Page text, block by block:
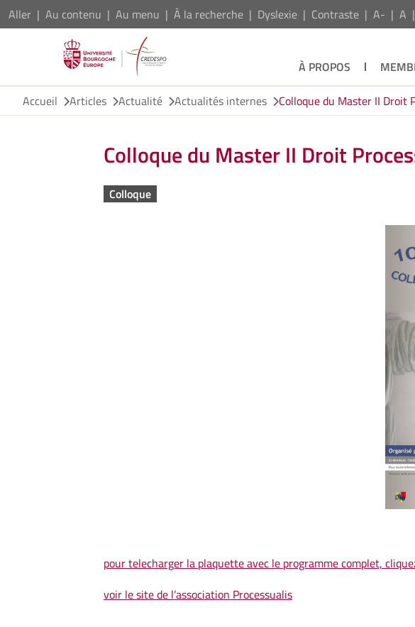
Aller Au contenu Au menu À la recherche Dyslexie Contraste A- A
À PROPOS
Accueil
Articles Actualité Actualités internes Colloque du Master II
Colloque du Master II Droit
Colloque
pour telecharger la plaquette avec le programme complet,
voir le site de l’association Processualis